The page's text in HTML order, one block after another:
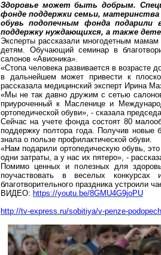
Здоровье может быть добрым.
фонде поддержки семьи,
обувь подопечным фонда подарили
поддержку нуждающихся, а также
Эксперты рассказали многодетным
детям. Обучающий семинар в
салонов «Авионика».
«Стопа человека развивается в возрасте
в дальнейшем может привести к
рассказала медицинский эксперт Ирина
«Мы не так давно дружим с сетью
приуроченный к Масленице и
ортопедической обуви», - сказала
Сейчас на учете фонда состоят 80
поддержку полтора года. Получив новые
знала о пользе профилактической обуви.
«Нам подарили ортопедическую обувь,
одни затраты, а у нас их пятеро», -
Помимо ценных и полезных для
поучаствовать в веселых
благотворительного праздника устроили
ВИДЕО: https://youtu.be/8GMU4G9joPU
http://tv-express.ru/sobitiya/v-penze-